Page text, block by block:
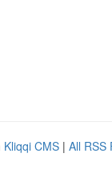
Kliqqi CMS | All RSS